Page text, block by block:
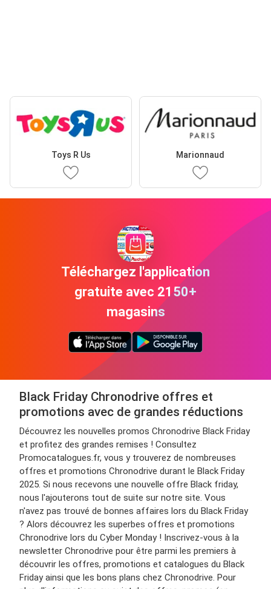
Toys R Us Marionnaud
Téléchargez l'application
gratuite avec 2150+
magasins
Black Friday Chronodrive offres et
promotions avec de grandes réductions
Découvrez les nouvelles promos Chronodrive Black Friday
et profitez des grandes remises ! Consultez
Promocatalogues.fr, vous y trouverez de nombreuses
offres et promotions Chronodrive durant le Black Friday
2025. Si nous recevons une nouvelle offre Black friday,
nous l'ajouterons tout de suite sur notre site. Vous
n'avez pas trouvé de bonnes affaires lors du Black Friday
? Alors découvrez les superbes offres et promotions
Chronodrive lors du Cyber Monday ! Inscrivez-vous à la
newsletter Chronodrive pour être parmi les premiers à
découvrir les offres, promotions et catalogues du Black
Friday ainsi que les bons plans chez Chronodrive. Pour